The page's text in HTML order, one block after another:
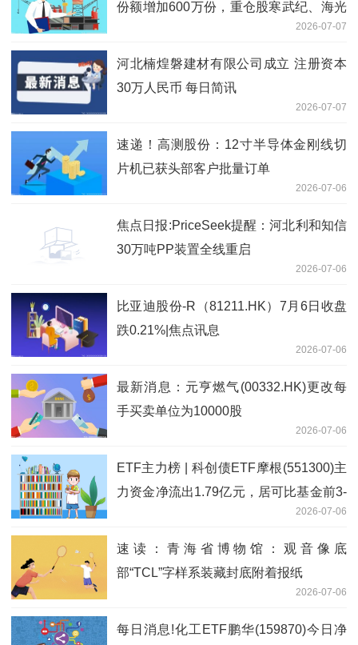
份额增加600万份，重仓股寒武纪、海光
2026-07-07
河北楠煌磐建材有限公司成立 注册资本
30万人民币 每日简讯
2026-07-07
速递！高测股份：12寸半导体金刚线切
片机已获头部客户批量订单
2026-07-06
焦点日报:PriceSeek提醒：河北利和知信
30万吨PP装置全线重启
2026-07-06
比亚迪股份-R（81211.HK）7月6日收盘
跌0.21%|焦点讯息
2026-07-06
最新消息：元亨燃气(00332.HK)更改每
手买卖单位为10000股
2026-07-06
ETF主力榜 | 科创债ETF摩根(551300)主
力资金净流出1.79亿元，居可比基金前3-
2026-07-06
速读：青海省博物馆：观音像底
部“TCL”字样系装藏封底附着报纸
2026-07-06
每日消息!化工ETF鹏华(159870)今日净